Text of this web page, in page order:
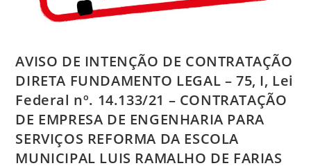
AVISO DE INTENÇÃO DE CONTRATAÇÃO
DIRETA FUNDAMENTO LEGAL – 75, I, Lei
Federal nº. 14.133/21 – CONTRATAÇÃO
DE EMPRESA DE ENGENHARIA PARA
SERVIÇOS REFORMA DA ESCOLA
MUNICIPAL LUIS RAMALHO DE FARIAS